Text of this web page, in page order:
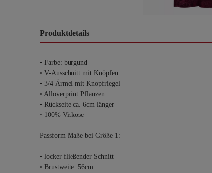
Produktdetails
• Farbe: burgund
• V-Ausschnitt mit Knöpfen
• 3/4 Ärmel mit Knopfriegel
• Alloverprint Pflanzen
• Rückseite ca. 6cm länger
• 100% Viskose
Passform Maße bei Größe 1:
• locker fließender Schnitt
• Brustweite: 56cm